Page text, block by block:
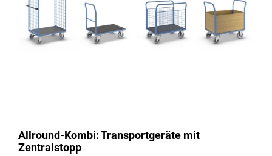
Allround-Kombi: Transportgeräte mit
Zentralstopp